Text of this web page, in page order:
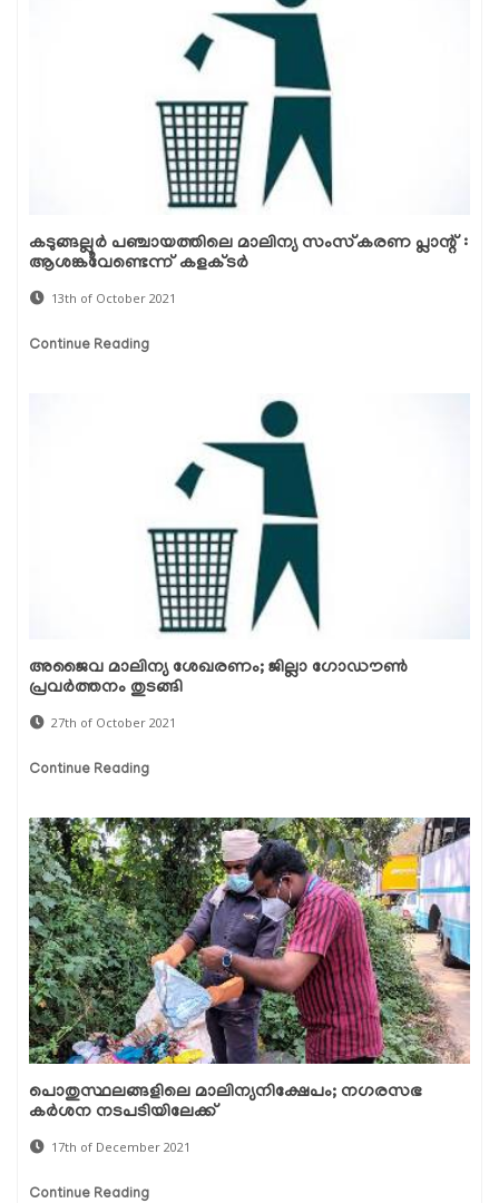
കടുങ്ങല്ലൂര്‍ പഞ്ചായത്തിലെ മാലിന്യ സംസ്‌കരണ പ്ലാന്റ് :
ആശങ്കവേണ്ടെന്ന് കളക്ടര്‍
13th of October 2021
Continue Reading
അജൈവ മാലിന്യ ശേഖരണം; ജില്ലാ ഗോഡൗണ്‍
പ്രവര്‍ത്തനം തുടങ്ങി
27th of October 2021
Continue Reading
പൊതുസ്ഥലങ്ങളിലെ മാലിന്യനിക്ഷേപം; നഗരസഭ
കര്‍ശന നടപടിയിലേക്ക്
17th of December 2021
Continue Reading